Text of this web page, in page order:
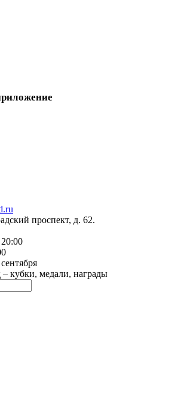
проспект, д. 62.
кубки, медали, награды